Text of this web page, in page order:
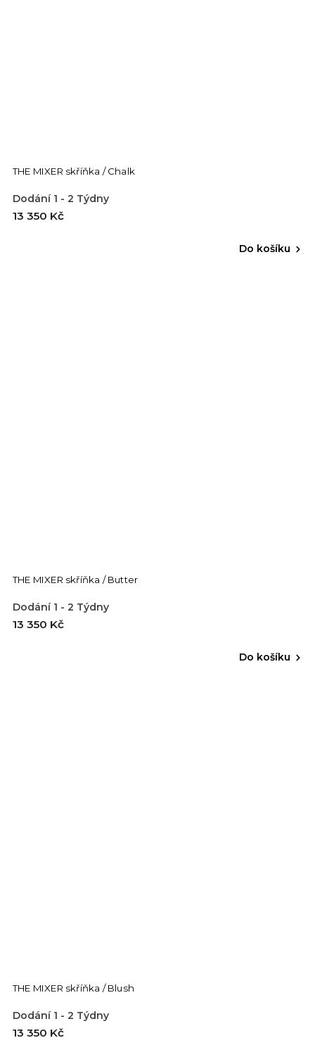
THE MIXER skříňka / Chalk
Dodání 1 - 2 Týdny
13 350 Kč
Do košíku
THE MIXER skříňka / Butter
Dodání 1 - 2 Týdny
13 350 Kč
Do košíku
THE MIXER skříňka / Blush
Dodání 1 - 2 Týdny
13 350 Kč